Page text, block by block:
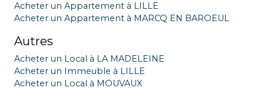
Acheter un Appartement à LILLE
Acheter un Appartement à MARCQ EN BAROEUL
Autres
Acheter un Local à LA MADELEINE
Acheter un Immeuble à LILLE
Acheter un Local à MOUVAUX